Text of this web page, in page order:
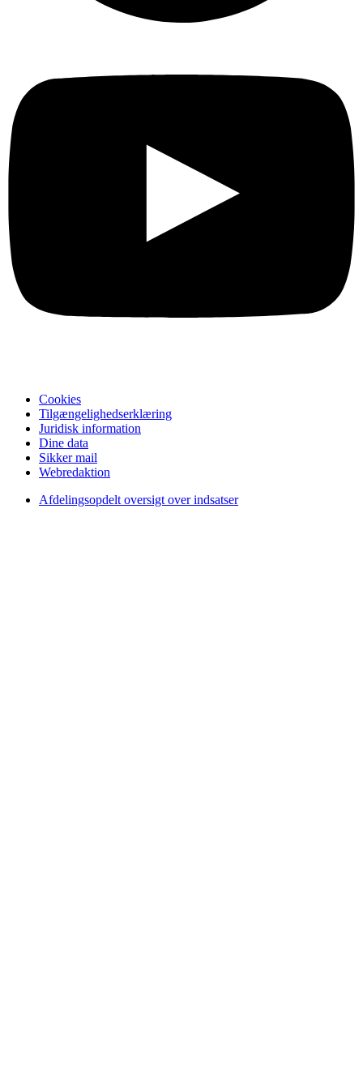
Cookies
Tilgængelighedserklæring
Juridisk information
Dine data
Sikker mail
Webredaktion
Afdelingsopdelt oversigt over indsatser